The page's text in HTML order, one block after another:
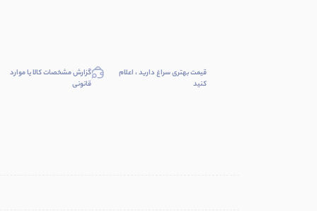
قیمت بهتری سراغ دارید ، اعلام
کنید
گزارش مشخصات کالا یا موارد
قانونی